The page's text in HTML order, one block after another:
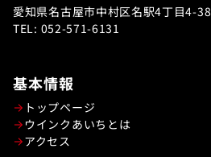
愛知県名古屋市中村区名駅4丁目4-38
TEL: 052-571-6131
基本情報
トップページ
ウインクあいちとは
アクセス